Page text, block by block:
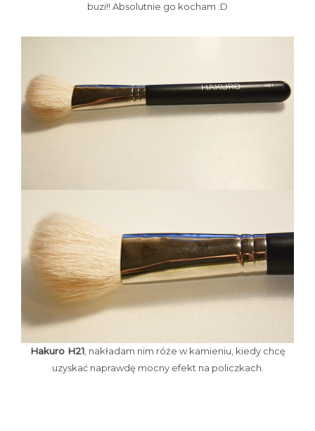
buzi!! Absolutnie go kocham :D
Hakuro H21, nakładam nim róże w kamieniu, kiedy chcę
uzyskać naprawdę mocny efekt na policzkach.